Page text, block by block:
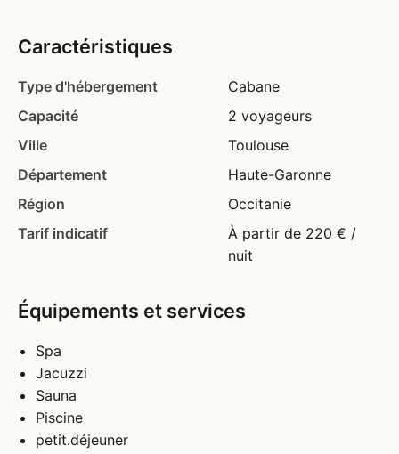
Caractéristiques
Type d'hébergement
Cabane
Capacité
2 voyageurs
Ville
Toulouse
Département
Haute-Garonne
Région
Occitanie
Tarif indicatif
À partir de 220 € /
nuit
Équipements et services
Spa
Jacuzzi
Sauna
Piscine
petit.déjeuner